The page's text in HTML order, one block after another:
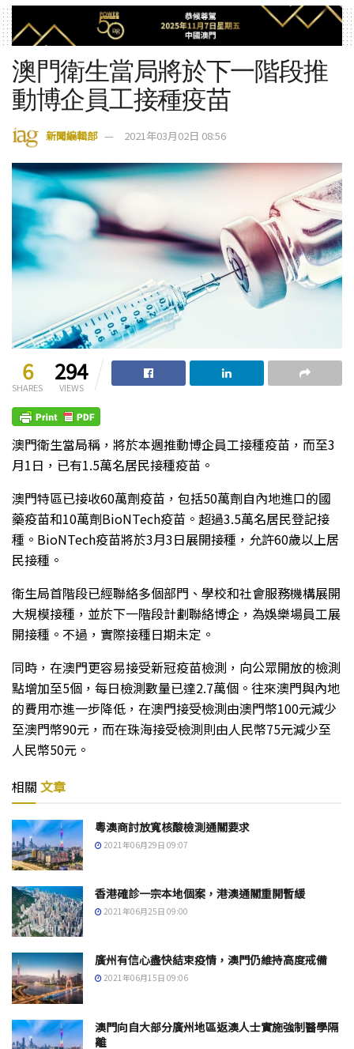
澳門衛生當局將於下一階段推
動博企員工接種疫苗
新聞編輯部 2021年03月02日 08:56
6
SHARES
294
VIEWS
澳門衛生當局稱，將於本週推動博企員工接種疫苗，而至3
月1日，已有1.5萬名居民接種疫苗。
澳門特區已接收60萬劑疫苗，包括50萬劑自內地進口的國
藥疫苗和10萬劑BioNTech疫苗。超過3.5萬名居民登記接
種。BioNTech疫苗將於3月3日展開接種，允許60歲以上居
民接種。
衛生局首階段已經聯絡多個部門、學校和社會服務機構展開
大規模接種，並於下一階段計劃聯絡博企，為娛樂場員工展
開接種。不過，實際接種日期未定。
同時，在澳門更容易接受新冠疫苗檢測，向公眾開放的檢測
點增加至5個，每日檢測數量已達2.7萬個。往來澳門與內地
的費用亦進一步降低，在澳門接受檢測由澳門幣100元減少
至澳門幣90元，而在珠海接受檢測則由人民幣75元減少至
人民幣50元。
相關 文章
粵澳商討放寬核酸檢測通關要求
2021年06月29日 09:07
香港確診一宗本地個案，港澳通關重開暫緩
2021年06月25日 09:00
廣州有信心盡快結束疫情，澳門仍維持高度戒備
2021年06月15日 09:06
澳門向自大部分廣州地區返澳人士實施強制醫學隔
離